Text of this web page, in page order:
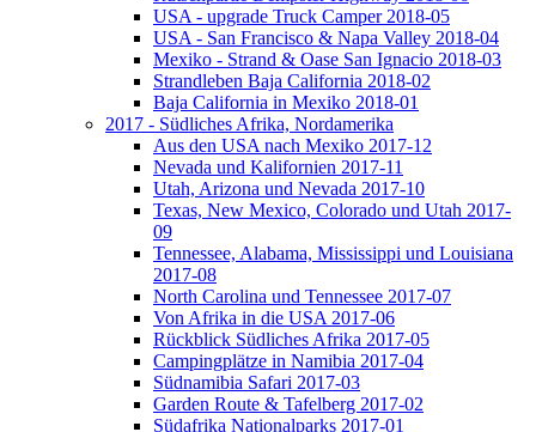
USA - upgrade Truck Camper 2018-05
USA - San Francisco & Napa Valley 2018-04
Mexiko - Strand & Oase San Ignacio 2018-03
Strandleben Baja California 2018-02
Baja California in Mexiko 2018-01
2017 - Südliches Afrika, Nordamerika
Aus den USA nach Mexiko 2017-12
Nevada und Kalifornien 2017-11
Utah, Arizona und Nevada 2017-10
Texas, New Mexico, Colorado und Utah 2017-
09
Tennessee, Alabama, Mississippi und Louisiana
2017-08
North Carolina und Tennessee 2017-07
Von Afrika in die USA 2017-06
Rückblick Südliches Afrika 2017-05
Campingplätze in Namibia 2017-04
Südnamibia Safari 2017-03
Garden Route & Tafelberg 2017-02
Südafrika Nationalparks 2017-01